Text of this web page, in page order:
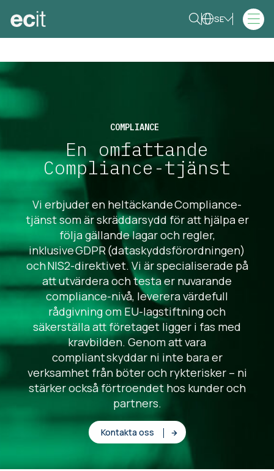
SE
COMPLIANCE
En omfattande
Compliance-tjänst
Vi erbjuder en heltäckande Compliance-
tjänst som är skräddarsydd för att hjälpa er
följa gällande lagar och regler,
inklusive GDPR (dataskyddsförordningen)
och NIS2-direktivet. Vi är specialiserade på
att utvärdera och testa er nuvarande
compliance-nivå, leverera värdefull
rådgivning om EU-lagstiftning och
säkerställa att företaget ligger i fas med
kravbilden. Genom att vara
compliant skyddar ni inte bara er
verksamhet från böter och rykterisker – ni
stärker också förtroendet hos kunder och
partners.
Kontakta oss